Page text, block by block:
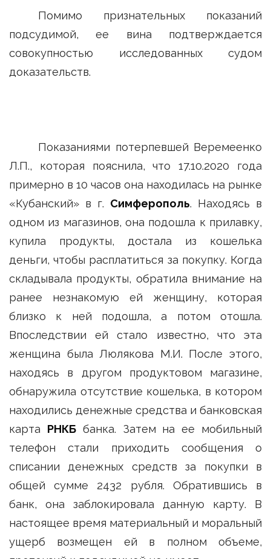
Помимо признательных показаний
подсудимой, ее вина подтверждается
совокупностью исследованных судом
доказательств.
Показаниями потерпевшей Веремеенко
Л.П., которая пояснила, что 17.10.2020 года
примерно в 10 часов она находилась на рынке
«Кубанский» в г. Симферополь. Находясь в
одном из магазинов, она подошла к прилавку,
купила продукты, достала из кошелька
деньги, чтобы расплатиться за покупку. Когда
складывала продукты, обратила внимание на
ранее незнакомую ей женщину, которая
близко к ней подошла, а потом отошла.
Впоследствии ей стало известно, что эта
женщина была Люлякова М.И. После этого,
находясь в другом продуктовом магазине,
обнаружила отсутствие кошелька, в котором
находились денежные средства и банковская
карта РНКБбанка. Затем на ее мобильный
телефон стали приходить сообщения о
списании денежных средств за покупки в
общей сумме 2432 рубля. Обратившись в
банк, она заблокировала данную карту. В
настоящее время материальный и моральный
ущерб возмещен ей в полном объеме,